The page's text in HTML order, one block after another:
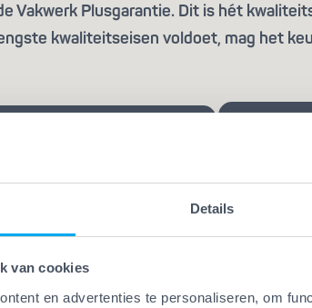
Details
van cookies
en advertenties te personaliseren, om
Vakwerk Plusgarantie. Dit is hét
kwaliteitseisen voldoet, mag het